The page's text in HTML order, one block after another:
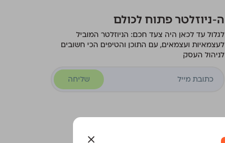
ה-ניוזלטר פתוח לכולם
לגלול עד לכאן היה צעד חכם: הניוזלטר המוביל
לעצמאיות ועצמאים, עם התוכן והטיפים הכי חשובים
לניהול העסק
שליחה